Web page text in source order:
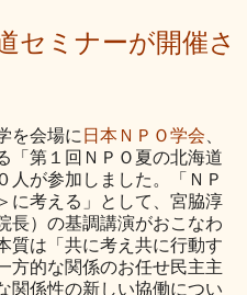
セミナーが開催さ
を会場に日本ＮＰＯ学会
「第１回ＮＰＯ夏の北海道
人が参加しました。「ＮＰ
に考える」として、宮脇淳
長）の基調講演がおこなわ
質は「共に考え共に行動す
方的な関係のお任せ民主主
関係性の新しい協働につい